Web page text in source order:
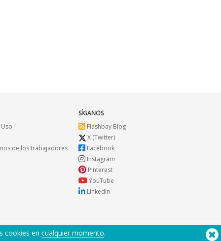
de los trabajadores
SÍGANOS
Flashbay Blog
X (Twitter)
Facebook
Instagram
Pinterest
YouTube
Linkedin
¿Necesita ayuda? Tlf:
cookies en cualquier momento.